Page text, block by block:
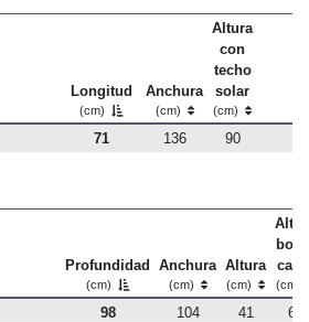
Longitud
(cm)
Anchura
(cm)
Altura
con
techo
solar
(cm)
71 136 90
Profundidad
(cm)
Anchura
(cm)
Altura
(cm) (cm)
98 104 41 68